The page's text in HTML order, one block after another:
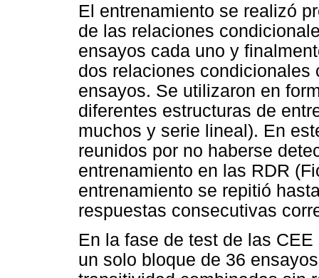
El entrenamiento se realizó
de las relaciones
ensayos cada uno y
dos relaciones condicionales
ensayos. Se utilizaron en
diferentes estructuras de
muchos y serie lineal). En
reunidos por no haberse
entrenamiento en las RDR
entrenamiento se repitió
respuestas consecutivas
En la fase de test de las
un solo bloque de 36